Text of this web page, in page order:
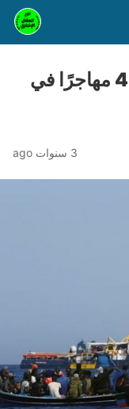
منظمة إنسانية: فقدان أثر 40 مهاجرًا في
3 سنوات ago